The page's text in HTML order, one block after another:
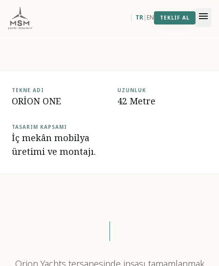
TR| EN TEKLIF AL menu
ORİON ONE
TEKNE ADI
ORİON ONE
UZUNLUK
42 Metre
TASARIM KAPSAMI
İç mekân mobilya
üretimi ve montajı.
Orion Yachts tersanesinde inşası tamamlanmak